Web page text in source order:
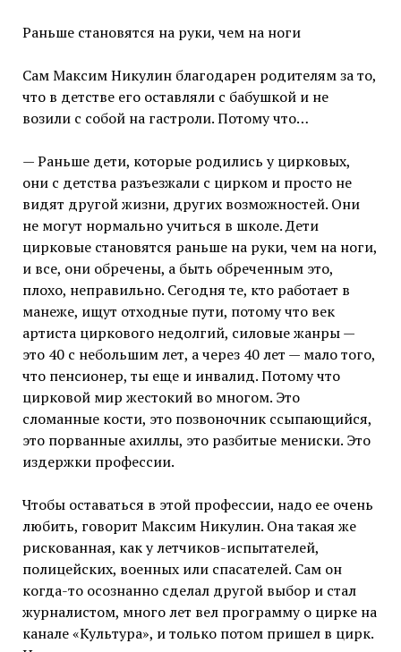
Раньше становятся на руки, чем на ноги
Сам Максим Никулин благодарен родителям за то,
что в детстве его оставляли с бабушкой и не
возили с собой на гастроли. Потому что…
— Раньше дети, которые родились у цирковых,
они с детства разъезжали с цирком и просто не
видят другой жизни, других возможностей. Они
не могут нормально учиться в школе. Дети
цирковые становятся раньше на руки, чем на ноги,
и все, они обречены, а быть обреченным это,
плохо, неправильно. Сегодня те, кто работает в
манеже, ищут отходные пути, потому что век
артиста циркового недолгий, силовые жанры —
это 40 с небольшим лет, а через 40 лет — мало того,
что пенсионер, ты еще и инвалид. Потому что
цирковой мир жестокий во многом. Это
сломанные кости, это позвоночник ссыпающийся,
это порванные ахиллы, это разбитые мениски. Это
издержки профессии.
Чтобы оставаться в этой профессии, надо ее очень
любить, говорит Максим Никулин. Она такая же
рискованная, как у летчиков-испытателей,
полицейских, военных или спасателей. Сам он
когда-то осознанно сделал другой выбор и стал
журналистом, много лет вел программу о цирке на
канале «Культура», и только потом пришел в цирк.